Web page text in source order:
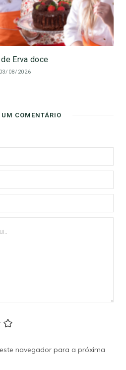
de Erva doce
03/08/2026
UM COMENTÁRIO
navegador para a próxima